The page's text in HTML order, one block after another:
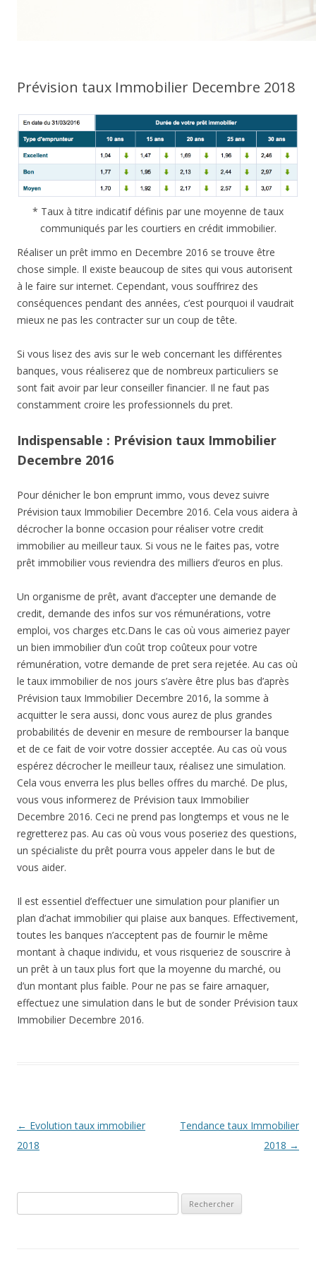
Prévision taux Immobilier Decembre 2018
* Taux à titre indicatif définis par une moyenne de taux
communiqués par les courtiers en crédit immobilier.
Réaliser un prêt immo en Decembre 2016 se trouve être
chose simple. Il existe beaucoup de sites qui vous autorisent
à le faire sur internet. Cependant, vous souffrirez des
conséquences pendant des années, c’est pourquoi il vaudrait
mieux ne pas les contracter sur un coup de tête.
Si vous lisez des avis sur le web concernant les différentes
banques, vous réaliserez que de nombreux particuliers se
sont fait avoir par leur conseiller financier. Il ne faut pas
constamment croire les professionnels du pret.
Indispensable : Prévision taux Immobilier
Decembre 2016
Pour dénicher le bon emprunt immo, vous devez suivre
Prévision taux Immobilier Decembre 2016. Cela vous aidera à
décrocher la bonne occasion pour réaliser votre credit
immobilier au meilleur taux. Si vous ne le faites pas, votre
prêt immobilier vous reviendra des milliers d’euros en plus.
Un organisme de prêt, avant d’accepter une demande de
credit, demande des infos sur vos rémunérations, votre
emploi, vos charges etc.Dans le cas où vous aimeriez payer
un bien immobilier d’un coût trop coûteux pour votre
rémunération, votre demande de pret sera rejetée. Au cas où
le taux immobilier de nos jours s’avère être plus bas d’après
Prévision taux Immobilier Decembre 2016, la somme à
acquitter le sera aussi, donc vous aurez de plus grandes
probabilités de devenir en mesure de rembourser la banque
et de ce fait de voir votre dossier acceptée. Au cas où vous
espérez décrocher le meilleur taux, réalisez une simulation.
Cela vous enverra les plus belles offres du marché. De plus,
vous vous informerez de Prévision taux Immobilier
Decembre 2016. Ceci ne prend pas longtemps et vous ne le
regretterez pas. Au cas où vous vous poseriez des questions,
un spécialiste du prêt pourra vous appeler dans le but de
vous aider.
Il est essentiel d’effectuer une simulation pour planifier un
plan d’achat immobilier qui plaise aux banques. Effectivement,
toutes les banques n’acceptent pas de fournir le même
montant à chaque individu, et vous risqueriez de souscrire à
un prêt à un taux plus fort que la moyenne du marché, ou
d’un montant plus faible. Pour ne pas se faire arnaquer,
effectuez une simulation dans le but de sonder Prévision taux
Immobilier Decembre 2016.
Navigation
des
← Evolution taux immobilier
2018
Tendance taux Immobilier
2018 →